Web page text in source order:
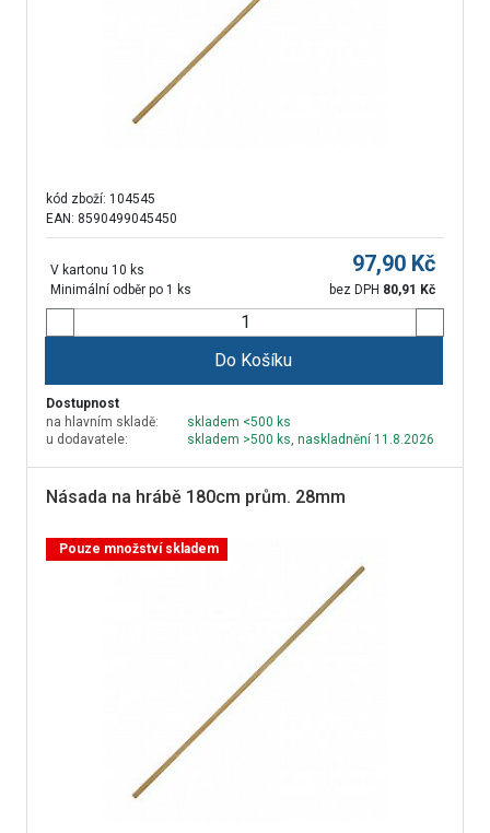
kód zboží: 104545
EAN: 8590499045450
V kartonu 10 ks
Minimální odběr po 1 ks
97,90 Kč
bez DPH 80,91 Kč
Do Košíku
Dostupnost
na hlavním skladě:
skladem <500 ks
u dodavatele:
skladem >500 ks,naskladnění 11.8.2026
Násada na hrábě 180cm prům. 28mm
Pouze množství skladem